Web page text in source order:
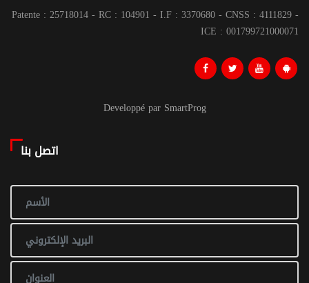
Patente : 25718014 - RC : 104901 - I.F : 3370680 - CNSS : 4111829 -
ICE : 001799721000071
Developpé par SmartProg
اتصل بنا